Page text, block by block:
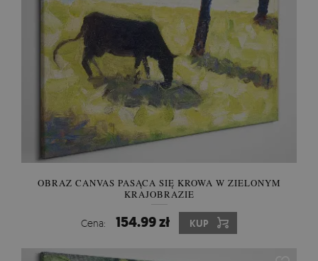
OBRAZ CANVAS PASĄCA SIĘ KROWA W ZIELONYM
KRAJOBRAZIE
Cena: 154.99 zł KUP